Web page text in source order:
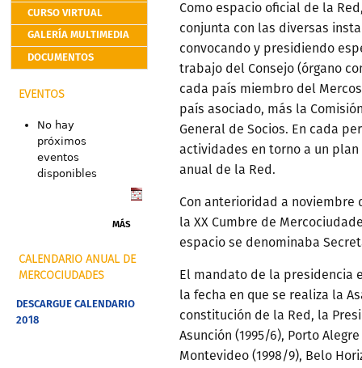
CURSO VIRTUAL
GALERÍA MULTIMEDIA
DOCUMENTOS
EVENTOS
No hay
próximos
eventos
disponibles
MÁS
CALENDARIO ANUAL DE
MERCOCIUDADES
DESCARGUE CALENDARIO
2018
Como espacio oficial de la
conjunta con las diversas
convocando y presidiendo
trabajo del Consejo (órgano
cada país miembro del
país asociado, más la
General de Socios. En cada
actividades en torno a un
anual de la Red.
Con anterioridad a noviembre
la XX Cumbre de
espacio se denominaba
El mandato de la presidencia
la fecha en que se realiza la
constitución de la Red, la
Asunción (1995/6), Porto
Montevideo (1998/9), Belo